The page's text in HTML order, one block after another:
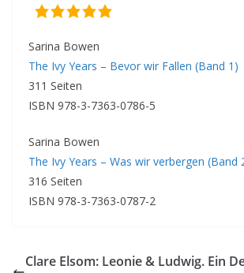
Sarina Bowen
The Ivy Years – Bevor wir Fallen (Band 1)
311 Seiten
ISBN 978-3-7363-0786-5
Sarina Bowen
The Ivy Years – Was wir verbergen (Band
316 Seiten
ISBN 978-3-7363-0787-2
Clare Elsom: Leonie & Ludwig. Ein